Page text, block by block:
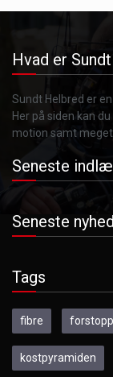
Hvad er
Sundt Helbred er
Her på siden kan
motion samt
Seneste
Seneste
Tags
fibre
kostpyramiden